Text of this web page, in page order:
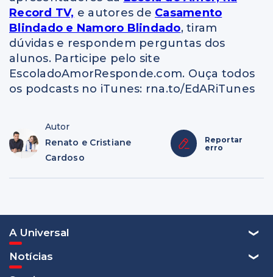
Record TV, e autores de Casamento
Blindado e Namoro Blindado, tiram
dúvidas e respondem perguntas dos
alunos. Participe pelo site
EscoladoAmorResponde.com. Ouça todos
os podcasts no iTunes: rna.to/EdARiTunes
Autor
Renato e Cristiane
Cardoso
Reportar
erro
A Universal
Notícias